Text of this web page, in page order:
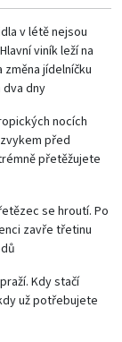
v létě nejsou
viník leží na
změna jídelníčku
dva dny
nocích
před
přetěžujete
se hroutí. Po
zavře třetinu
Kdy stačí
už potřebujete